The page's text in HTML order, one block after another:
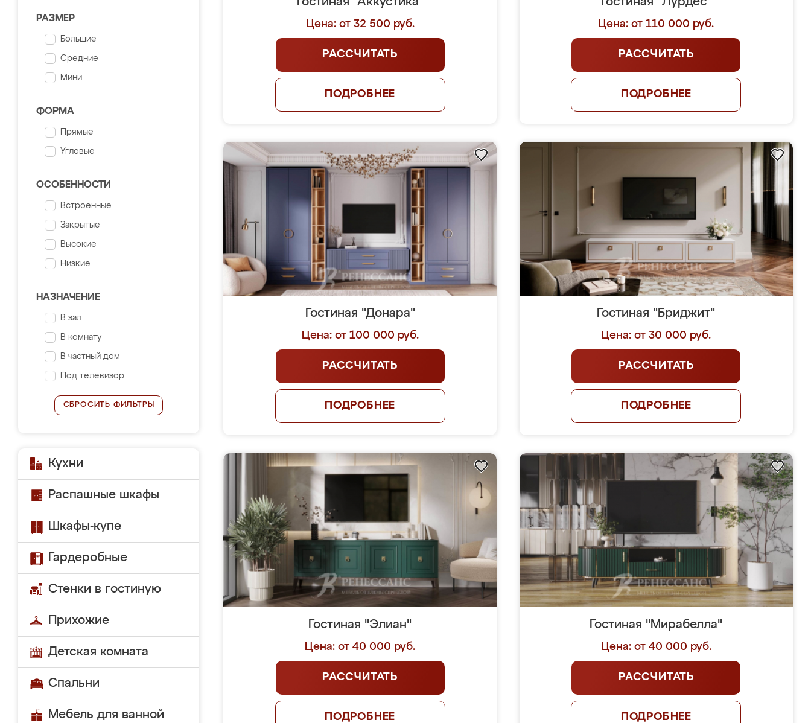
РАЗМЕР
Большие
Средние
Мини
ФОРМА
Прямые
Угловые
ОСОБЕННОСТИ
Встроенные
Закрытые
Высокие
Низкие
НАЗНАЧЕНИЕ
В зал
В комнату
В частный дом
Под телевизор
СБРОСИТЬ ФИЛЬТРЫ
Кухни
Распашные шкафы
Шкафы-купе
Гардеробные
Стенки в гостиную
Прихожие
Детская комната
Спальни
Мебель для ванной
Цена: от 32 500 руб.
РАССЧИТАТЬ
ПОДРОБНЕЕ
Цена: от 110 000 руб.
РАССЧИТАТЬ
ПОДРОБНЕЕ
Гостиная "Донара"
Цена: от 100 000 руб.
РАССЧИТАТЬ
ПОДРОБНЕЕ
Гостиная "Бриджит"
Цена: от 30 000 руб.
РАССЧИТАТЬ
ПОДРОБНЕЕ
Гостиная "Элиан"
Цена: от 40 000 руб.
РАССЧИТАТЬ
ПОДРОБНЕЕ
Гостиная "Мирабелла"
Цена: от 40 000 руб.
РАССЧИТАТЬ
ПОДРОБНЕЕ